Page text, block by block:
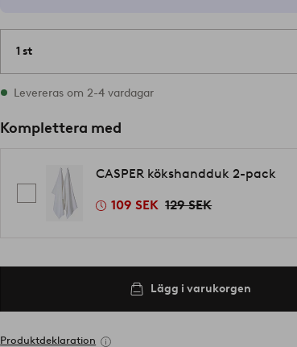
1 st
I lager
Levereras om 2-4 vardagar
Komplettera med
CASPER kökshandduk 2-pack
109 SEK 129 SEK
Lägg i varukorgen
Produktdeklaration